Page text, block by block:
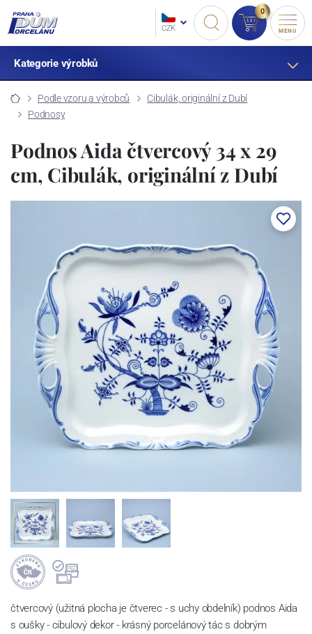
CZK
0
MENU
Kategorie výrobků
Podle vzoru a výrobců
Cibulák, originální z Dubí
Podnosy
Podnos Aida čtvercový 34 x 29
cm, Cibulák, originální z Dubí
čtvercový (užitná plocha je čtverec - s uchy obdelník) podnos Aida
s oušky - cibulový dekor - krásný porcelánový tác s dobrým